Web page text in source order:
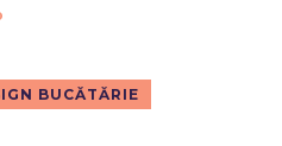
BUCĂTĂRIE